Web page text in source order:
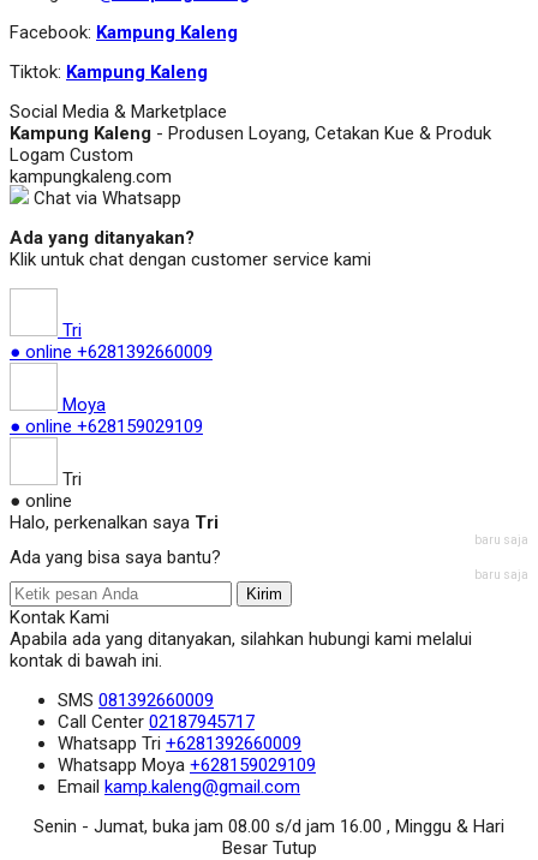
Facebook: Kampung Kaleng
Tiktok: Kampung Kaleng
Social Media & Marketplace
Kampung Kaleng - Produsen Loyang, Cetakan Kue & Produk
Logam Custom
kampungkaleng.com
Chat via Whatsapp
Ada yang ditanyakan?
Klik untuk chat dengan customer service kami
Tri
● online +6281392660009
Moya
● online +628159029109
Tri
● online
Halo, perkenalkan saya Tri
baru saja
Ada yang bisa saya bantu?
baru saja
Kirim
Kontak Kami
Apabila ada yang ditanyakan, silahkan hubungi kami melalui
kontak di bawah ini.
SMS 081392660009
Call Center 02187945717
Whatsapp Tri +6281392660009
Whatsapp Moya +628159029109
Email kamp.kaleng@gmail.com
Senin - Jumat, buka jam 08.00 s/d jam 16.00 , Minggu & Hari
Besar Tutup